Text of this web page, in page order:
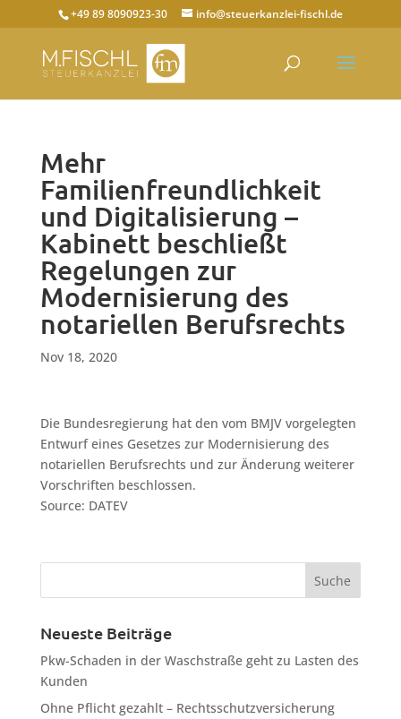
+49 89 8090923-30 info@steuerkanzlei-fischl.de
Mehr
Familienfreundlichkeit
und Digitalisierung –
Kabinett beschließt
Regelungen zur
Modernisierung des
notariellen Berufsrechts
Nov 18, 2020
Die Bundesregierung hat den vom BMJV vorgelegten
Entwurf eines Gesetzes zur Modernisierung des
notariellen Berufsrechts und zur Änderung weiterer
Vorschriften beschlossen.
Source: DATEV
Neueste Beiträge
Pkw-Schaden in der Waschstraße geht zu Lasten des
Kunden
Ohne Pflicht gezahlt – Rechtsschutzversicherung